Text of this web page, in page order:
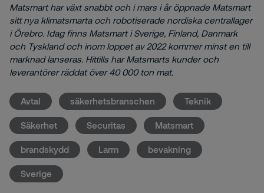
Matsmart har växt snabbt och i mars i år öppnade Matsmart
sitt nya klimatsmarta och robotiserade nordiska centrallager
i Örebro. Idag finns Matsmart i Sverige, Finland, Danmark
och Tyskland och inom loppet av 2022 kommer minst en till
marknad lanseras. Hittills har Matsmarts kunder och
leverantörer räddat över 40 000 ton mat.
Avtal säkerhetsbranschen Teknik
Säkerhet Securitas Matsmart
brandskydd Larm bevakning
Sverige